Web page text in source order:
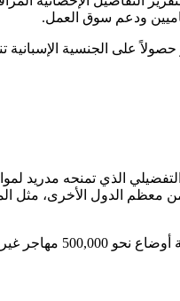
ودعم سوق العمل.
وأفادت المؤشرات الرسمية بأن الجاليات الأكثر حصولاً على
الذي تمنحه مدريد
معظم الدول الأخرى، مثل
وتأتي هذه القفزة في أرقام التجنيس بالتزامن مع خطة إصلاحية أوسع